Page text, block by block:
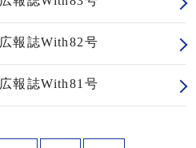
広報誌With82号
広報誌With81号